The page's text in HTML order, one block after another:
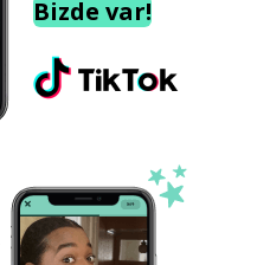
Bizde var!